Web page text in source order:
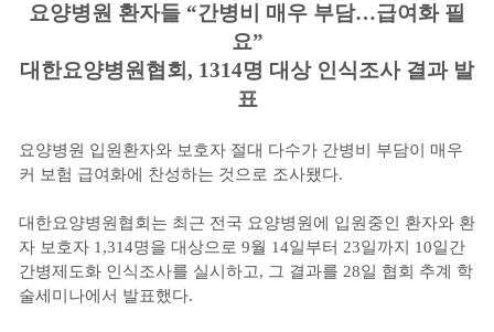
요양병원 환자들 “간병비 매우 부담…급여화 필
요”
대한요양병원협회, 1314명 대상 인식조사 결과 발
표
요양병원 입원환자와 보호자 절대 다수가 간병비 부담이 매우
커 보험 급여화에 찬성하는 것으로 조사됐다.
대한요양병원협회는 최근 전국 요양병원에 입원중인 환자와 환
자 보호자 1,314명을 대상으로 9월 14일부터 23일까지 10일간
간병제도화 인식조사를 실시하고, 그 결과를 28일 협회 추계 학
술세미나에서 발표했다.